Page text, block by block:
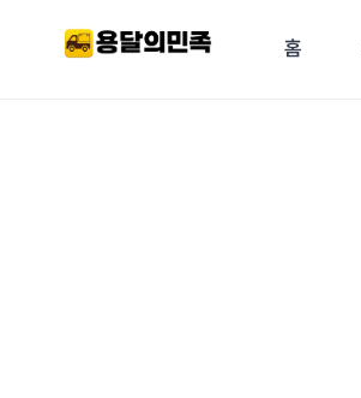
건너뛰기
홈